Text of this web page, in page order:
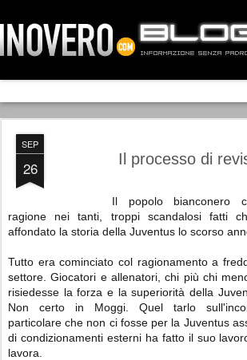
SEP
26 Il processo di
Il popolo bianconero
ragione nei tanti, troppi scandalosi fatti
affondato la storia della Juventus lo scorso
Tutto era cominciato col ragionamento a
settore. Giocatori e allenatori, chi più chi
risiedesse la forza e la superiorità della
Non certo in Moggi. Quel tarlo
particolare che non ci fosse per la Juventus
di condizionamenti esterni ha fatto il suo
lavora.